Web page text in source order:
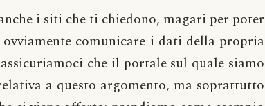
i siti che ti chiedono, magari per poter
comunicare i dati della propria
che il portale sul quale siamo
a questo argomento, ma soprattutto